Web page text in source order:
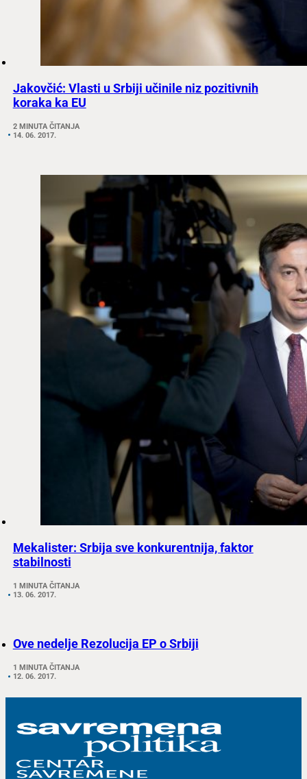
Jakovčić: Vlasti u Srbiji učinile niz pozitivnih
koraka ka EU
2 MINUTA ČITANJA
14. 06. 2017.
Mekalister: Srbija sve konkurentnija, faktor
stabilnosti
1 MINUTA ČITANJA
13. 06. 2017.
Ove nedelje Rezolucija EP o Srbiji
1 MINUTA ČITANJA
12. 06. 2017.